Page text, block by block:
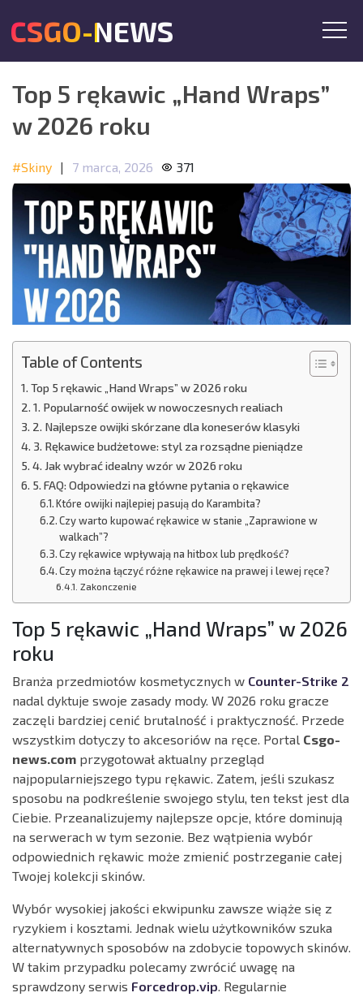
CSGO-NEWS
Top 5 rękawic „Hand Wraps”
w 2026 roku
#Skiny | 7 marca, 2026 371
Table of Contents
Top 5 rękawic „Hand Wraps” w 2026 roku
1. Popularność owijek w nowoczesnych realiach
2. Najlepsze owijki skórzane dla koneserów klasyki
3. Rękawice budżetowe: styl za rozsądne pieniądze
4. Jak wybrać idealny wzór w 2026 roku
5. FAQ: Odpowiedzi na główne pytania o rękawice
Które owijki najlepiej pasują do Karambita?
Czy warto kupować rękawice w stanie „Zaprawione w
walkach”?
Czy rękawice wpływają na hitbox lub prędkość?
Czy można łączyć różne rękawice na prawej i lewej ręce?
Zakonczenie
Top 5 rękawic „Hand Wraps” w 2026
roku
Branża przedmiotów kosmetycznych w Counter-Strike 2
nadal dyktuje swoje zasady mody. W 2026 roku gracze
zaczęli bardziej cenić brutalność i praktyczność. Przede
wszystkim dotyczy to akcesoriów na ręce. Portal Csgo-
news.com przygotował aktualny przegląd
najpopularniejszego typu rękawic. Zatem, jeśli szukasz
sposobu na podkreślenie swojego stylu, ten tekst jest dla
Ciebie. Przeanalizujemy najlepsze opcje, które dominują
na serwerach w tym sezonie. Bez wątpienia wybór
odpowiednich rękawic może zmienić postrzeganie całej
Twojej kolekcji skinów.
Wybór wysokiej jakości ekwipunku zawsze wiąże się z
ryzykiem i kosztami. Jednak wielu użytkowników szuka
alternatywnych sposobów na zdobycie topowych skinów.
W takim przypadku polecamy zwrócić uwagę na
sprawdzony serwis Forcedrop.vip. Regularnie